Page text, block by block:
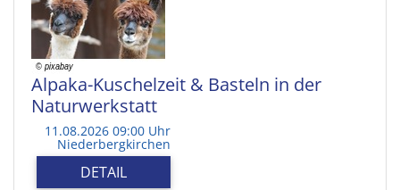
Alpaka-Kuschelzeit & Basteln in der
Naturwerkstatt
11.08.2026 09:00 Uhr
Niederbergkirchen
DETAIL